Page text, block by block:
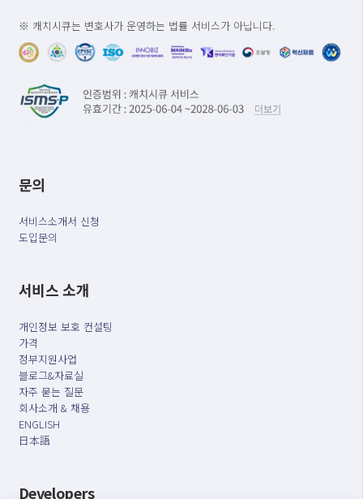
※ 캐치시큐는 변호사가 운영하는 법률 서비스가 아닙니다.
문의
서비스소개서 신청
도입문의
서비스 소개
개인정보 보호 컨설팅
가격
정부지원사업
블로그&자료실
자주 묻는 질문
회사소개 & 채용
ENGLISH
日本語
Developers